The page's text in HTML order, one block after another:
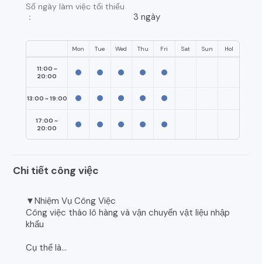
Số ngày làm việc tối thiểu
：
3 ngày
Mon Tue Wed Thu Fri Sat Sun Hol
11:00 ~
20:00
13:00 ~ 19:00
17:00 ~
20:00
Chi tiết công việc
▼Nhiệm Vụ Công Việc
Công việc tháo lô hàng và vận chuyển vật liệu nhập
khẩu
Cụ thể là...